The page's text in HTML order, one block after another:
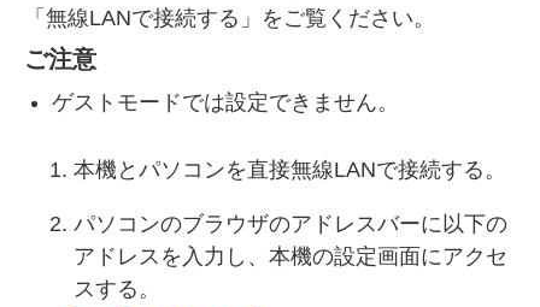
「無線LANで接続する」をご覧ください。
ご注意
ゲストモードでは設定できません。
本機とパソコンを直接無線LANで接続する。
パソコンのブラウザのアドレスバーに以下の
アドレスを入力し、本機の設定画面にアクセ
スする。